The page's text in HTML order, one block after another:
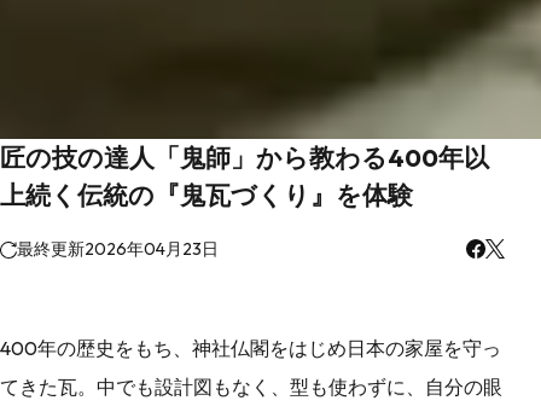
匠の技の達人「鬼師」から教わる400年以
上続く伝統の『鬼瓦づくり』を体験
最終更新2026年04月23日
400年の歴史をもち、神社仏閣をはじめ日本の家屋を守っ
てきた瓦。中でも設計図もなく、型も使わずに、自分の眼